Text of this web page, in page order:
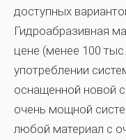
доступных
Гидроабразивная
цене (менее 100
употреблении
оснащенной новой
очень мощной
любой материал с